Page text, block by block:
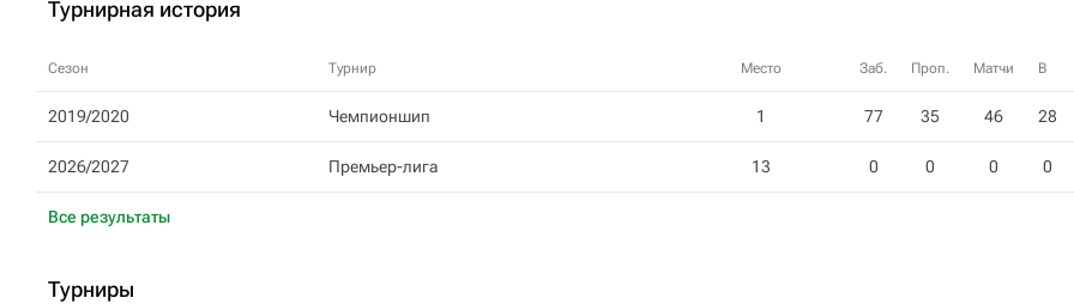
Турнирная история
Сезон Турнир Место Заб. Проп. Матчи В
2019/2020 Чемпионшип 1 77 35 46 28
2026/2027 Премьер-лига 13 0 0 0 0
Все результаты
Турниры